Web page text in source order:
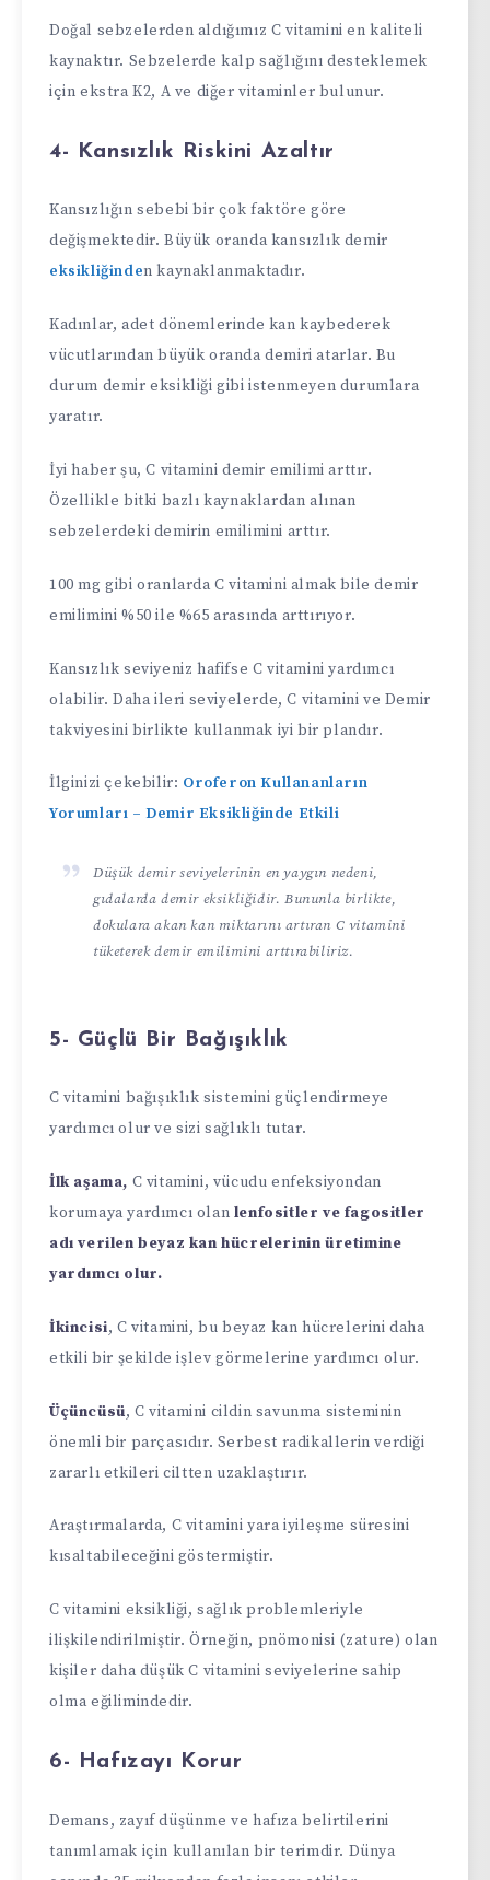
Doğal sebzelerden aldığımız C vitamini en kaliteli
kaynaktır. Sebzelerde kalp sağlığını desteklemek
için ekstra K2, A ve diğer vitaminler bulunur.
4- Kansızlık Riskini Azaltır
Kansızlığın sebebi bir çok faktöre göre
değişmektedir. Büyük oranda kansızlık demir
eksikliğinden kaynaklanmaktadır.
Kadınlar, adet dönemlerinde kan kaybederek
vücutlarından büyük oranda demiri atarlar. Bu
durum demir eksikliği gibi istenmeyen durumlara
yaratır.
İyi haber şu, C vitamini demir emilimi arttır.
Özellikle bitki bazlı kaynaklardan alınan
sebzelerdeki demirin emilimini arttır.
100 mg gibi oranlarda C vitamini almak bile demir
emilimini %50 ile %65 arasında arttırıyor.
Kansızlık seviyeniz hafifse C vitamini yardımcı
olabilir. Daha ileri seviyelerde, C vitamini ve Demir
takviyesini birlikte kullanmak iyi bir plandır.
İlginizi çekebilir: Oroferon Kullananların
Yorumları – Demir Eksikliğinde Etkili
Düşük demir seviyelerinin en yaygın nedeni,
gıdalarda demir eksikliğidir. Bununla birlikte,
dokulara akan kan miktarını artıran C vitamini
tüketerek demir emilimini arttırabiliriz.
5- Güçlü Bir Bağışıklık
C vitamini bağışıklık sistemini güçlendirmeye
yardımcı olur ve sizi sağlıklı tutar.
İlk aşama, C vitamini, vücudu enfeksiyondan
korumaya yardımcı olan lenfositler ve fagositler
adı verilen beyaz kan hücrelerinin üretimine
yardımcı olur.
İkincisi, C vitamini, bu beyaz kan hücrelerini daha
etkili bir şekilde işlev görmelerine yardımcı olur.
Üçüncüsü, C vitamini cildin savunma sisteminin
önemli bir parçasıdır. Serbest radikallerin verdiği
zararlı etkileri ciltten uzaklaştırır.
Araştırmalarda, C vitamini yara iyileşme süresini
kısaltabileceğini göstermiştir.
C vitamini eksikliği, sağlık problemleriyle
ilişkilendirilmiştir. Örneğin, pnömonisi (zature) olan
kişiler daha düşük C vitamini seviyelerine sahip
olma eğilimindedir.
6- Hafızayı Korur
Demans, zayıf düşünme ve hafıza belirtilerini
tanımlamak için kullanılan bir terimdir. Dünya